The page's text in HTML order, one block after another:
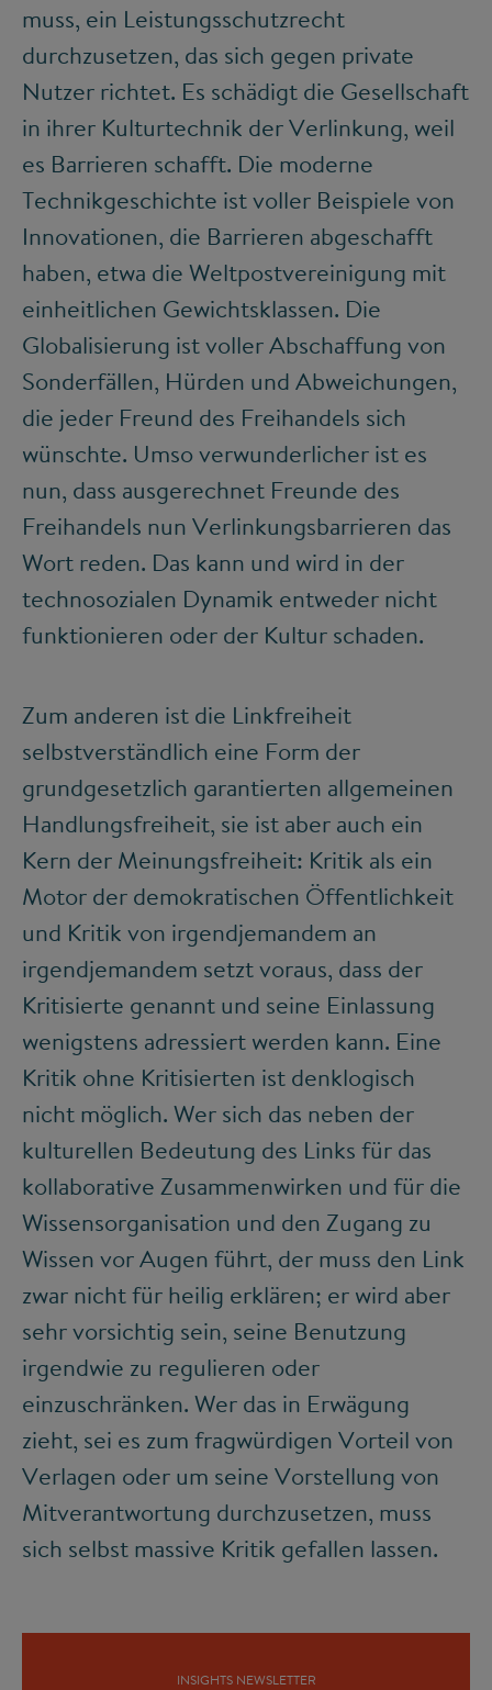
muss, ein Leistungsschutzrecht
durchzusetzen, das sich gegen private
Nutzer richtet. Es schädigt die Gesellschaft
in ihrer Kulturtechnik der Verlinkung, weil
es Barrieren schafft. Die moderne
Technikgeschichte ist voller Beispiele von
Innovationen, die Barrieren abgeschafft
haben, etwa die Weltpostvereinigung mit
einheitlichen Gewichtsklassen. Die
Globalisierung ist voller Abschaffung von
Sonderfällen, Hürden und Abweichungen,
die jeder Freund des Freihandels sich
wünschte. Umso verwunderlicher ist es
nun, dass ausgerechnet Freunde des
Freihandels nun Verlinkungsbarrieren das
Wort reden. Das kann und wird in der
technosozialen Dynamik entweder nicht
funktionieren oder der Kultur schaden.
Zum anderen ist die Linkfreiheit
selbstverständlich eine Form der
grundgesetzlich garantierten allgemeinen
Handlungsfreiheit, sie ist aber auch ein
Kern der Meinungsfreiheit: Kritik als ein
Motor der demokratischen Öffentlichkeit
und Kritik von irgendjemandem an
irgendjemandem setzt voraus, dass der
Kritisierte genannt und seine Einlassung
wenigstens adressiert werden kann. Eine
Kritik ohne Kritisierten ist denklogisch
nicht möglich. Wer sich das neben der
kulturellen Bedeutung des Links für das
kollaborative Zusammenwirken und für die
Wissensorganisation und den Zugang zu
Wissen vor Augen führt, der muss den Link
zwar nicht für heilig erklären; er wird aber
sehr vorsichtig sein, seine Benutzung
irgendwie zu regulieren oder
einzuschränken. Wer das in Erwägung
zieht, sei es zum fragwürdigen Vorteil von
Verlagen oder um seine Vorstellung von
Mitverantwortung durchzusetzen, muss
sich selbst massive Kritik gefallen lassen.
INSIGHTS NEWSLETTER